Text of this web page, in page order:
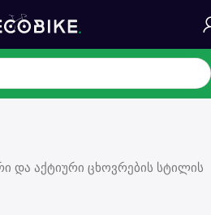
და აქტიური ცხოვრების სტილის